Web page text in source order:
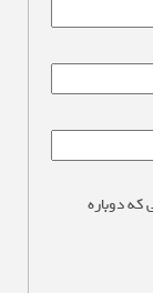
که دوباره